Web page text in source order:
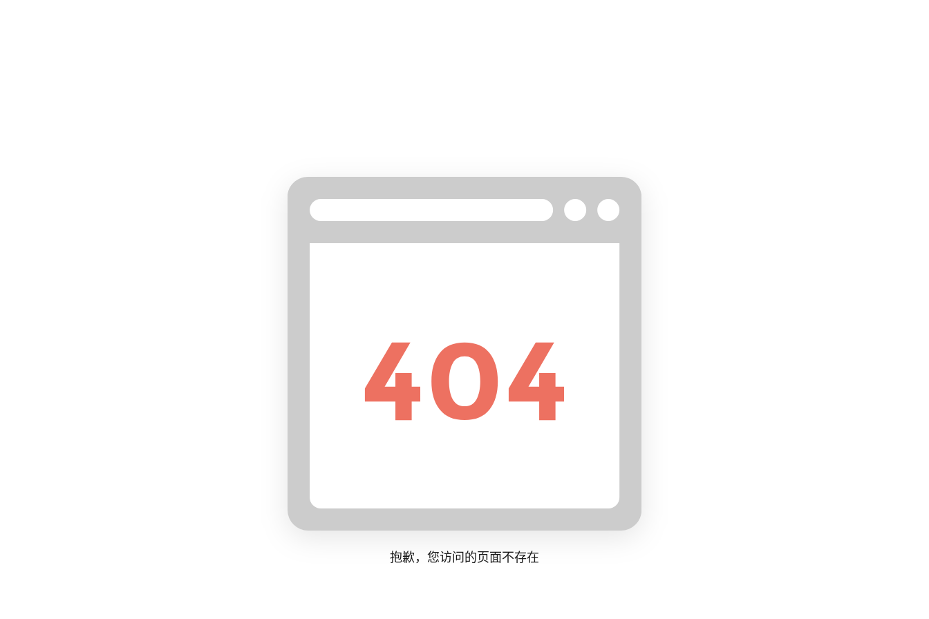
抱歉，您访问的页面不存在